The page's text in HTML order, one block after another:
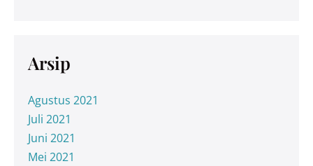
Arsip
Agustus 2021
Juli 2021
Juni 2021
Mei 2021